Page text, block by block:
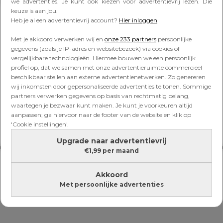
keuze is aan jou.
Heb je al een advertentievrij account? Hier inloggen
Met je akkoord verwerken wij en onze 233 partners persoonlijke
gegevens (zoals je IP-adres en websitebezoek) via cookies of
vergelijkbare technologieën. Hiermee bouwen we een persoonlijk
profiel op, dat we samen met onze advertentieruimte commercieel
beschikbaar stellen aan externe advertentienetwerken. Zo genereren
wij inkomsten door gepersonaliseerde advertenties te tonen. Sommige
partners verwerken gegevens op basis van rechtmatig belang,
waartegen je bezwaar kunt maken. Je kunt je voorkeuren altijd
aanpassen; ga hiervoor naar de footer van de website en klik op
'Cookie instellingen'.
Upgrade naar advertentievrij
€1,99 per maand
Akkoord
Met persoonlijke advertenties